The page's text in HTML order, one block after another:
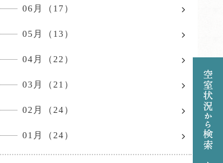
06月（17）
05月（13）
04月（22）
03月（21）
02月（24）
01月（24）